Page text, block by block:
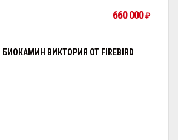
660 000 ₽
ВИКТОРИЯ ОТ FIREBIRD